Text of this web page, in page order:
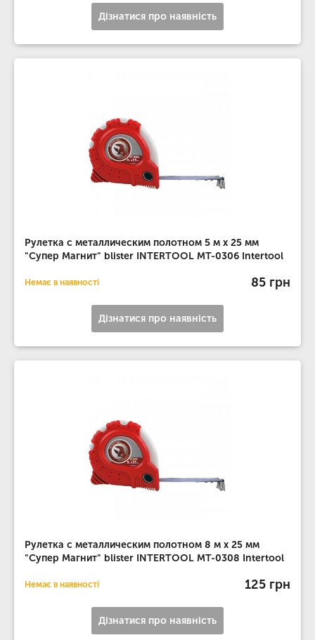
Дізнатися про наявність
Рулетка с металлическим полотном 5 м x 25 мм
"Супер Магнит" blister INTERTOOL MT-0306 Intertool
Немає в наявності 85 грн
Дізнатися про наявність
Рулетка с металлическим полотном 8 м x 25 мм
"Супер Магнит" blister INTERTOOL MT-0308 Intertool
Немає в наявності 125 грн
Дізнатися про наявність